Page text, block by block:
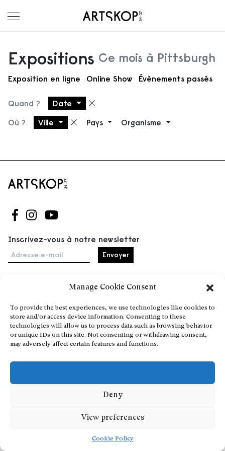
Manage Cookie Consent
To provide the best experiences, we use technologies like cookies to
store and/or access device information. Consenting to these
technologies will allow us to process data such as browsing behavior
or unique IDs on this site. Not consenting or withdrawing consent,
may adversely affect certain features and functions.
Deny
View preferences
Cookie Policy
Ouvrir le menu
Expositions Ce mois à Pittsburgh
Exposition en ligne Online Show Évènements passés
Quand ? Date Supprimer le filtre
Où ? Ville Supprimer le filtre
Pays Organisme
Suivez-nous sur Facebook
Suivez-nous sur Instagram
Suivez-nous sur Youtube
Inscrivez-vous à notre newsletter
Adresse e-mail
Événements
À propos
Partenaires
Confidentialité et cookies
Communiquer votre événement
Devenez contributeur